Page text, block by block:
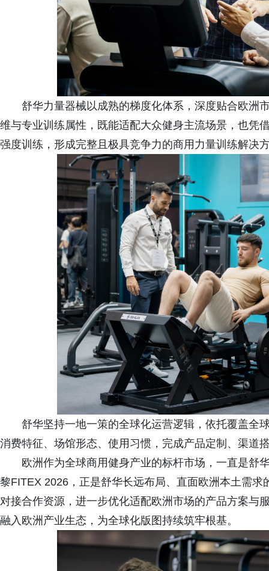
舒华力量器械以成熟的梯度化体系，深度贴合欧洲
维与专业训练属性，既能适配大众健身主流场景，也凭
强度训练，形成完整且极具竞争力的商用力量训练解决
舒华坚持一地一策的全球化运营逻辑，依托覆盖全
消费特征、场馆形态、使用习惯，完成产品定制、渠道
欧洲作为全球商用健身产业的标杆市场，一直是舒
黎FITEX 2026，正是舒华长远布局、直面欧洲本土需
对接合作资源，进一步优化适配欧洲市场的产品方案与
融入欧洲产业生态，为全球化版图持续筑牢根基。